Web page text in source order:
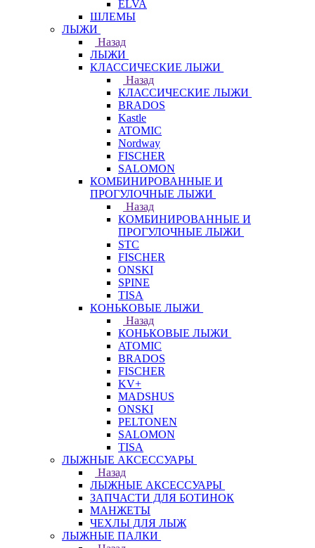
ELVA
ШЛЕМЫ
ЛЫЖИ
Назад
ЛЫЖИ
КЛАССИЧЕСКИЕ ЛЫЖИ
Назад
КЛАССИЧЕСКИЕ ЛЫЖИ
BRADOS
Kastle
ATOMIC
Nordway
FISCHER
SALOMON
КОМБИНИРОВАННЫЕ И
ПРОГУЛОЧНЫЕ ЛЫЖИ
Назад
КОМБИНИРОВАННЫЕ И
ПРОГУЛОЧНЫЕ ЛЫЖИ
STC
FISCHER
ONSKI
SPINE
TISA
КОНЬКОВЫЕ ЛЫЖИ
Назад
КОНЬКОВЫЕ ЛЫЖИ
ATOMIC
BRADOS
FISCHER
KV+
MADSHUS
ONSKI
PELTONEN
SALOMON
TISA
ЛЫЖНЫЕ АКСЕССУАРЫ
Назад
ЛЫЖНЫЕ АКСЕССУАРЫ
ЗАПЧАСТИ ДЛЯ БОТИНОК
МАНЖЕТЫ
ЧЕХЛЫ ДЛЯ ЛЫЖ
ЛЫЖНЫЕ ПАЛКИ